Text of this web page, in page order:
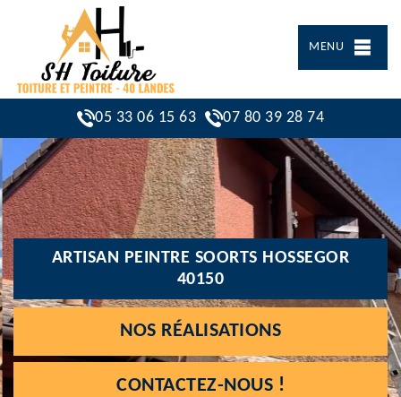
MENU
05 33 06 15 63 07 80 39 28 74
ARTISAN PEINTRE SOORTS HOSSEGOR
40150
NOS RÉALISATIONS
CONTACTEZ-NOUS !